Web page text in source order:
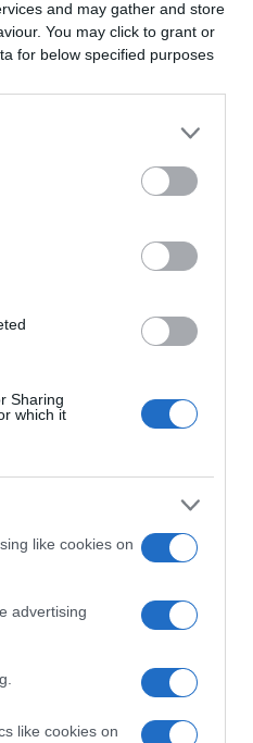
and may gather and store
You may click to grant or
for below specified purposes
Sharing
which it
like cookies on
advertising
like cookies on
en
ellas de
para
bioactivos
salud de